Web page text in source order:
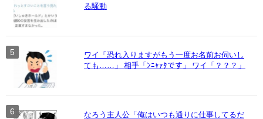
る騒動
ワイ「恐れ入りますがもう一度お名前お伺いし
ても……」 相手「ﾝﾆｬｧﾀです」 ワイ「？？？」
なろう主人公「俺はいつも通りに仕事してるだ